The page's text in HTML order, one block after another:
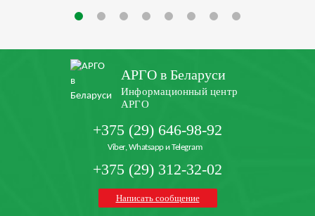
АРГО в Беларуси
Информационный центр
АРГО
+375 (29) 646-98-92
Viber, Whatsapp и Telegram
+375 (29) 312-32-02
Написать сообщение